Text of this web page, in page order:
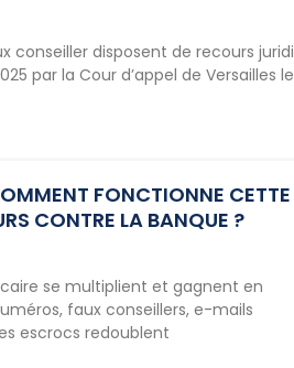
conseiller disposent de recours
par la Cour d’appel de Versailles le
FONCTIONNE CETTE
CONTRE LA BANQUE ?
se multiplient et gagnent en
faux conseillers, e-mails
escrocs redoublent